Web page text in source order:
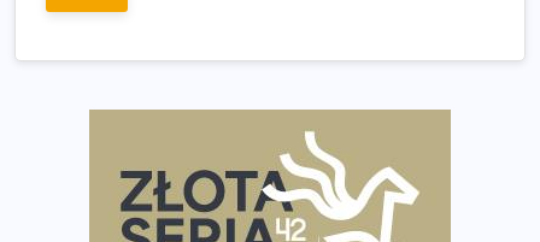
Rozbiegany Olsztyn szykuje się na weekend z
półmaratonem
Już w tę sobotę 35. Bieg Powstania Warszawskiego.